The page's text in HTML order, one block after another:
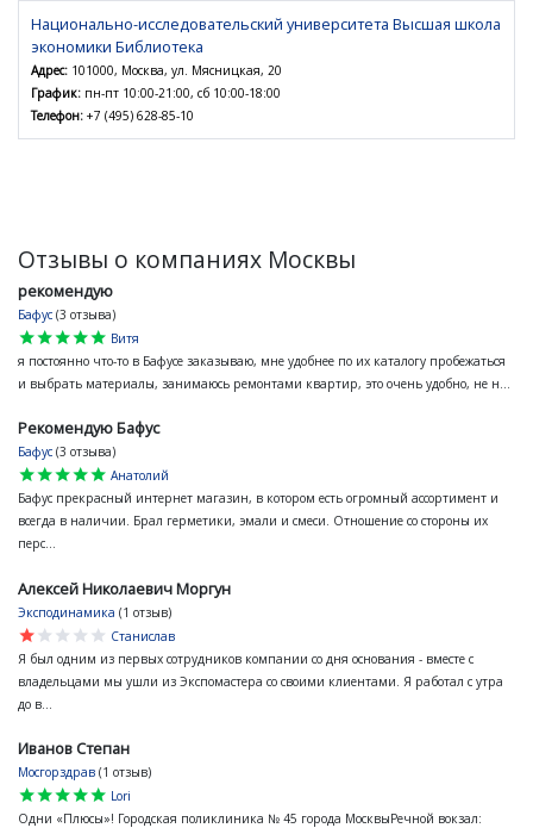
Национально-исследовательский университета Высшая школа
экономики Библиотека
Адрес: 101000, Москва, ул. Мясницкая, 20
График: пн-пт 10:00-21:00, сб 10:00-18:00
Телефон: +7 (495) 628-85-10
Отзывы о компаниях Москвы
рекомендую
Бафус (3 отзыва)
star
star
star
star
star
Витя
я постоянно что-то в Бафусе заказываю, мне удобнее по их каталогу пробежаться
и выбрать материалы, занимаюсь ремонтами квартир, это очень удобно, не н...
Рекомендую Бафус
Бафус (3 отзыва)
star
star
star
star
star
Анатолий
Бафус прекрасный интернет магазин, в котором есть огромный ассортимент и
всегда в наличии. Брал герметики, эмали и смеси. Отношение со стороны их
перс...
Алексей Николаевич Моргун
Эксподинамика (1 отзыв)
star
star
star
star
star
Станислав
Я был одним из первых сотрудников компании со дня основания - вместе с
владельцами мы ушли из Экспомастера со своими клиентами. Я работал с утра
до в...
Иванов Степан
Мосгорздрав (1 отзыв)
star
star
star
star
star
Lori
Одни «Плюсы»! Городская поликлиника № 45 города МосквыРечной вокзал: